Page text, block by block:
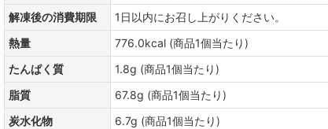
解凍後の消費期限
1日以内にお召し上がりください。
熱量
776.0kcal (商品1個当たり)
たんぱく質
1.8g (商品1個当たり)
脂質
67.8g (商品1個当たり)
炭水化物
6.7g (商品1個当たり)